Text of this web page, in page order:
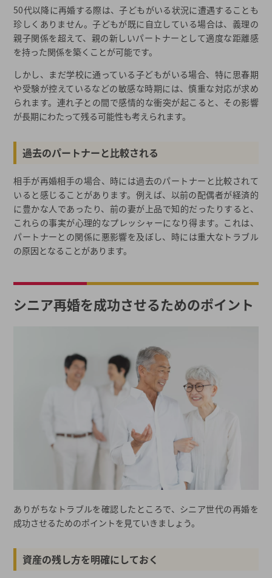
50代以降に再婚する際は、子どもがいる状況に遭遇することも
珍しくありません。子どもが既に自立している場合は、義理の
親子関係を超えて、親の新しいパートナーとして適度な距離感
を持った関係を築くことが可能です。
しかし、まだ学校に通っている子どもがいる場合、特に思春期
や受験が控えているなどの敏感な時期には、慎重な対応が求め
られます。連れ子との間で感情的な衝突が起こると、その影響
が長期にわたって残る可能性も考えられます。
過去のパートナーと比較される
相手が再婚相手の場合、時には過去のパートナーと比較されて
いると感じることがあります。例えば、以前の配偶者が経済的
に豊かな人であったり、前の妻が上品で知的だったりすると、
これらの事実が心理的なプレッシャーになり得ます。これは、
パートナーとの関係に悪影響を及ぼし、時には重大なトラブル
の原因となることがあります。
シニア再婚を成功させるためのポイント
ありがちなトラブルを確認したところで、シニア世代の再婚を
成功させるためのポイントを見ていきましょう。
資産の残し方を明確にしておく